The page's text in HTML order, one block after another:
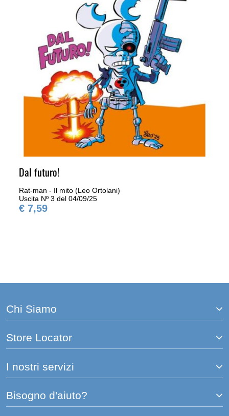
Dal futuro!
Rat-man - Il mito (Leo Ortolani)
Uscita Nº 3 del 04/09/25
€ 7,59
Chi Siamo
Store Locator
I nostri servizi
Bisogno d'aiuto?